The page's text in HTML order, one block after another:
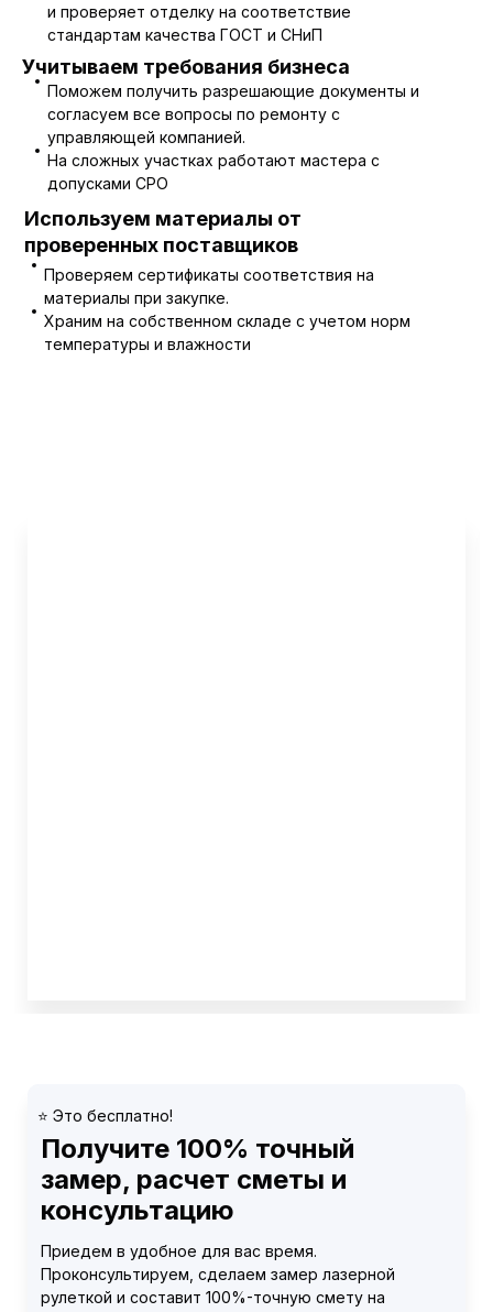
Используем материалы от
проверенных поставщиков
Проверяем сертификаты соответствия на
материалы при закупке.
Храним на собственном складе с учетом норм
температуры и влажности
Поможем получить разрешающие документы и
согласуем все вопросы по ремонту с
управляющей компанией.
На сложных участках работают мастера с
допусками СРО
Учитываем требования бизнеса
и проверяет отделку на соответствие
стандартам качества ГОСТ и СНиП
⭐️ Это бесплатно!
Приедем в удобное для вас время.
Проконсультируем, сделаем замер лазерной
рулеткой и составит 100%-точную смету на
Получите 100% точный
замер, расчет сметы и
консультацию